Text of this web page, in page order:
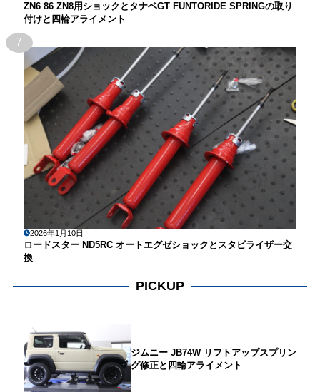
ZN6 86 ZN8用ショックとタナベGT FUNTORIDE SPRINGの取り
付けと四輪アライメント
7
2026年1月10日
ロードスター ND5RC オートエグゼショックとスタビライザー交
換
PICKUP
ジムニー JB74W リフトアップスプリン
グ修正と四輪アライメント